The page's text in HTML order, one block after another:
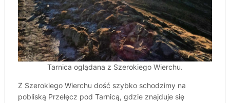
Tarnica oglądana z Szerokiego Wierchu.
Z Szerokiego Wierchu dość szybko schodzimy na
pobliską Przełęcz pod Tarnicą, gdzie znajduje się